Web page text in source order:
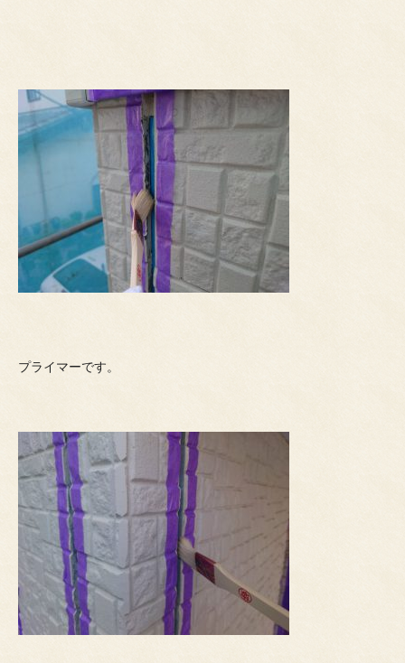
プライマーです。